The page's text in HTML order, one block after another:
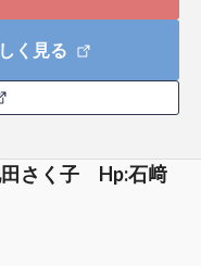
く見る
さく子 Hp:石﨑